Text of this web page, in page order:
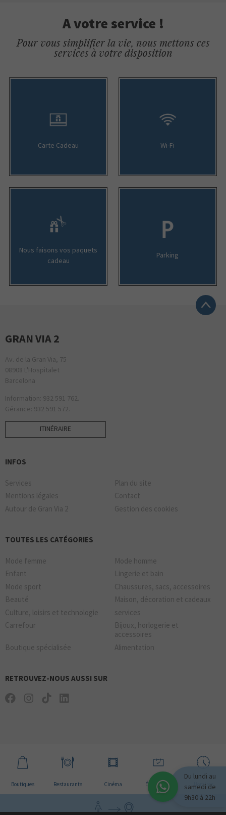
A votre service !
Pour vous simplifier la vie, nous mettons ces
services à votre disposition
Carte Cadeau Wi-Fi
Nous faisons vos paquets
cadeau
Parking
GRAN VIA 2
Av. de la Gran Via, 75
08908 L'Hospitalet
Barcelona
Information: 932 591 762.
Gérance: 932 591 572.
ITINÉRAIRE
INFOS
Services
Plan du site
Mentions légales
Contact
Autour de Gran Via 2
Gestion des cookies
TOUTES LES CATÉGORIES
Mode femme
Mode homme
Enfant
Lingerie et bain
Mode sport
Chaussures, sacs, accessoires
Beauté
Maison, décoration et cadeaux
Culture, loisirs et technologie
services
Carrefour
Bijoux, horlogerie et
accessoires
Boutique spécialisée
Alimentation
RETROUVEZ-NOUS AUSSI SUR
Boutiques Restaurants Cinéma Évènement Horaires
Du lundi au
samedi de
9h30 à 22h